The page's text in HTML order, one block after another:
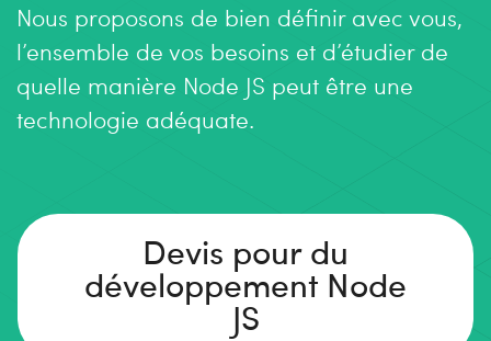
Nous proposons de bien définir avec vous,
l’ensemble de vos besoins et d’étudier de
quelle manière Node JS peut être une
technologie adéquate.
Devis pour du
développement Node
JS